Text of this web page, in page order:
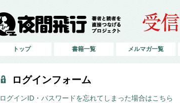
トップ 書籍一覧 メルマガ一覧
ログインフォーム
ログインID・パスワードを忘れてしまった場合はこちら